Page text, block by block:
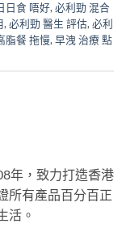
日食 唔好, 必利勁 混合
, 必利勁 醫生 評估, 必利
脂餐 拖慢, 早洩 治療 點
年，致力打造香港
所有產品百分百正
活。